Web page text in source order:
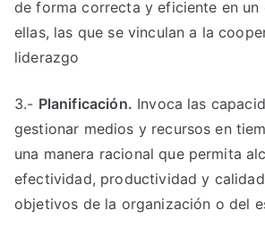
de forma correcta y eficiente en un
ellas, las que se vinculan a la
liderazgo
3.- Planificación. Invoca las
gestionar medios y recursos en
una manera racional que permita
efectividad, productividad y
objetivos de la organización o del